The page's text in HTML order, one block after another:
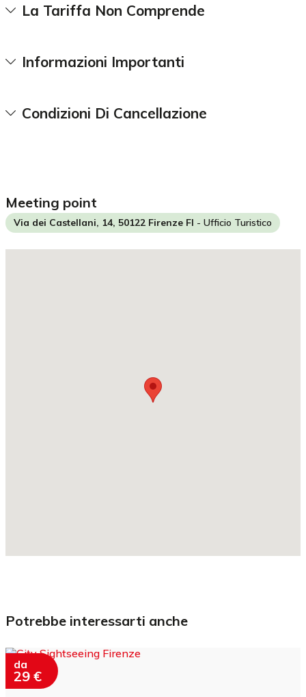
La Tariffa Non Comprende
Informazioni Importanti
Condizioni Di Cancellazione
meeting point
Via dei Castellani, 14, 50122 Firenze FI - Ufficio Turistico
potrebbe interessarti anche
da
29 €